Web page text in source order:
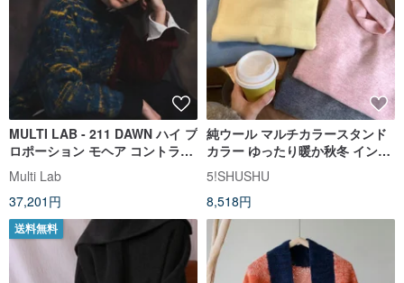
MULTI LAB - 211 DAWN ハイ プ
ロポーション モヘア コントラス
ト リップド パネル クルーネック
セーター
Multi Lab
37,201円
純ウール マルチカラースタンド
カラー ゆったり暖か秋冬 インナ
ーセーター 長袖ニット ベーシッ
ク
5!SHUSHU
8,518円
送料無料